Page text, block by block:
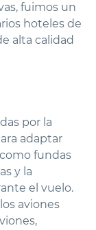
fuimos un
hoteles de
alta calidad
por la
adaptar
fundas
y la
el vuelo.
aviones